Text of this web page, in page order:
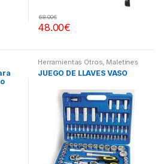
48.00€
68.00€
Herramientas Otros, Maletines
Herramientas, Extractores,
Compresímetros, otros
JUEGO DE LLAVES VASO